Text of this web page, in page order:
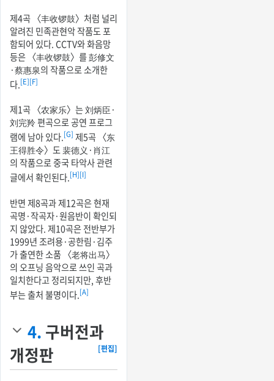
제4곡 〈丰收锣鼓〉처럼 널리
알려진 민족관현악 작품도 포
함되어 있다. CCTV와 화음망
등은 〈丰收锣鼓〉를 彭修文
·蔡惠泉의 작품으로 소개한
다.[E][F]
제1곡 〈农家乐〉는 刘炳臣·
刘完羚 편곡으로 공연 프로그
램에 남아 있다.[G] 제5곡 〈东
王得胜令〉도 裴德义·肖江
의 작품으로 중국 타악사 관련
글에서 확인된다.[H][I]
반면 제8곡과 제12곡은 현재
곡명·작곡자·원음반이 확인되
지 않았다. 제10곡은 전반부가
1999년 조려용·공한림·김주
가 출연한 소품 〈老将出马〉
의 오프닝 음악으로 쓰인 곡과
일치한다고 정리되지만, 후반
부는 출처 불명이다.[A]
4. 구버전과
개정판
[편집]